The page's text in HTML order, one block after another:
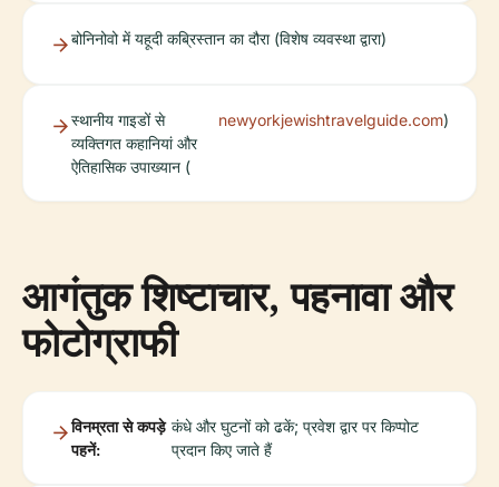
बोनिनोवो में यहूदी कब्रिस्तान का दौरा (विशेष व्यवस्था द्वारा)
स्थानीय गाइडों से
व्यक्तिगत कहानियां और
ऐतिहासिक उपाख्यान (
newyorkjewishtravelguide.com)
आगंतुक शिष्टाचार, पहनावा और
फोटोग्राफी
विनम्रता से कपड़े
पहनें:
कंधे और घुटनों को ढकें; प्रवेश द्वार पर किप्पोट
प्रदान किए जाते हैं